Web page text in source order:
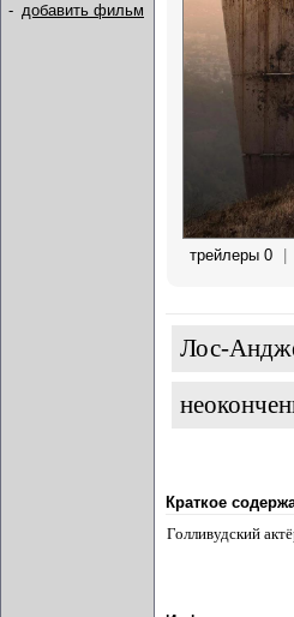
- добавить фильм
трейлеры 0 |
Лос-
Краткое
Голливудский